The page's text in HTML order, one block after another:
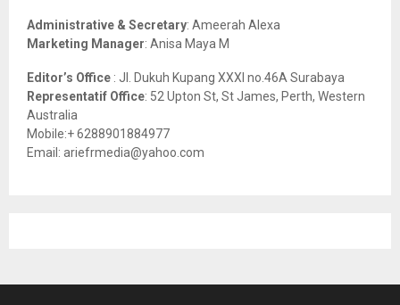
Administrative & Secretary: Ameerah Alexa
Marketing Manager: Anisa Maya M
Editor’s Office : Jl. Dukuh Kupang XXXI no.46A Surabaya
Representatif Office: 52 Upton St, St James, Perth, Western
Australia
Mobile:+ 6288901884977
Email: ariefrmedia@yahoo.com